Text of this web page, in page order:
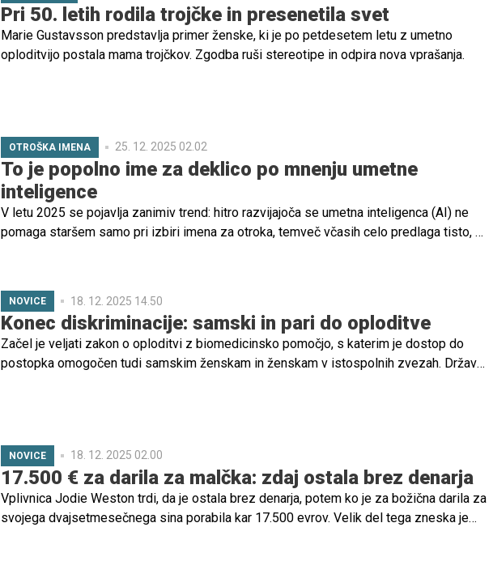
Pri 50. letih rodila trojčke in presenetila svet
Marie Gustavsson predstavlja primer ženske, ki je po petdesetem letu z umetno
oploditvijo postala mama trojčkov. Zgodba ruši stereotipe in odpira nova vprašanja.
OTROŠKA IMENA 25. 12. 2025 02.02
To je popolno ime za deklico po mnenju umetne
inteligence
V letu 2025 se pojavlja zanimiv trend: hitro razvijajoča se umetna inteligenca (AI) ne
pomaga staršem samo pri izbiri imena za otroka, temveč včasih celo predlaga tisto, ki
NOVICE 18. 12. 2025 14.50
Konec diskriminacije: samski in pari do oploditve
Začel je veljati zakon o oploditvi z biomedicinsko pomočjo, s katerim je dostop do
postopka omogočen tudi samskim ženskam in ženskam v istospolnih zvezah. Državni
NOVICE 18. 12. 2025 02.00
17.500 € za darila za malčka: zdaj ostala brez denarja
Vplivnica Jodie Weston trdi, da je ostala brez denarja, potem ko je za božična darila za
svojega dvajsetmesečnega sina porabila kar 17.500 evrov. Velik del tega zneska je